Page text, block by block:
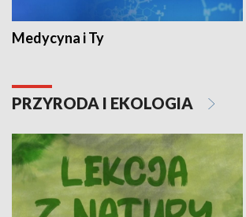
Medycyna i Ty
PRZYRODA I EKOLOGIA